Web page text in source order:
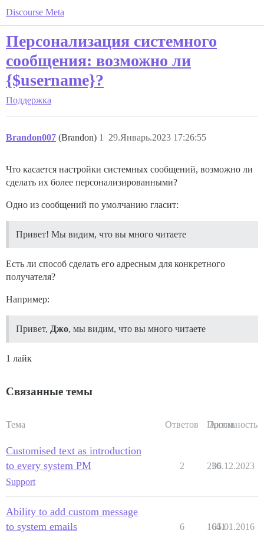
Discourse Meta
Персонализация системного
сообщения: возможно ли
{$username}?
Поддержка
Brandon007 (Brandon) 29.Январь.2023 17:26:55
1
Что касается настройки системных сообщений, возможно ли
сделать их более персонализированными?
Одно из сообщений по умолчанию гласит:
Привет! Мы видим, что вы много читаете
Есть ли способ сделать его адресным для конкретного
получателя?
Например:
Привет, Джо, мы видим, что вы много читаете
1 лайк
Связанные темы
Тема Ответов Просм.
Активность
Customised text as introduction
to every system PM
Support
2 230
06.12.2023
Ability to add custom message
to system emails
6 1641
05.01.2016